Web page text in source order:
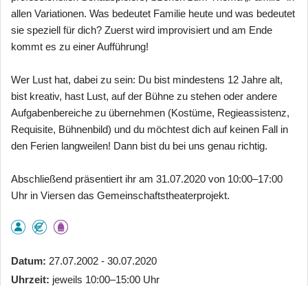
allen Variationen. Was bedeutet Familie heute und was bedeutet
sie speziell für dich? Zuerst wird improvisiert und am Ende
kommt es zu einer Aufführung!
Wer Lust hat, dabei zu sein: Du bist mindestens 12 Jahre alt,
bist kreativ, hast Lust, auf der Bühne zu stehen oder andere
Aufgabenbereiche zu übernehmen (Kostüme, Regieassistenz,
Requisite, Bühnenbild) und du möchtest dich auf keinen Fall in
den Ferien langweilen! Dann bist du bei uns genau richtig.
Abschließend präsentiert ihr am 31.07.2020 von 10:00–17:00
Uhr in Viersen das Gemeinschaftstheaterprojekt.
Datum 27.07.2002 - 30.07.2020
Uhrzeit jeweils 10:00–15:00 Uhr